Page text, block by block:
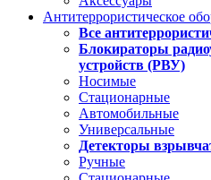
Антитеррористическое
Все
Блокираторы
устройств (РВУ)
Носимые
Стационарные
Автомобильные
Универсальные
Детекторы
Ручные